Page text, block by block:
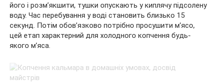
його і розм’якшити, тушки опускають у киплячу підсолену
воду. Час перебування у воді становить близько 15
секунд. Потім обов’язково потрібно просушити м’ясо,
цей етап характерний для холодного копчення будь-
якого м’яса.